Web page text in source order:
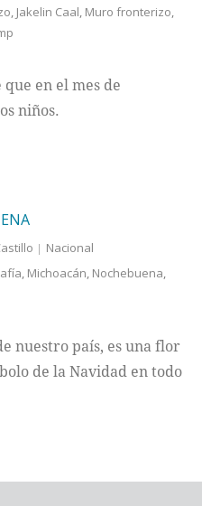
, Jakelin Caal, Muro fronterizo,
en el mes de
niños.
Nacional
, Michoacán, Nochebuena,
nuestro país, es una flor
de la Navidad en todo